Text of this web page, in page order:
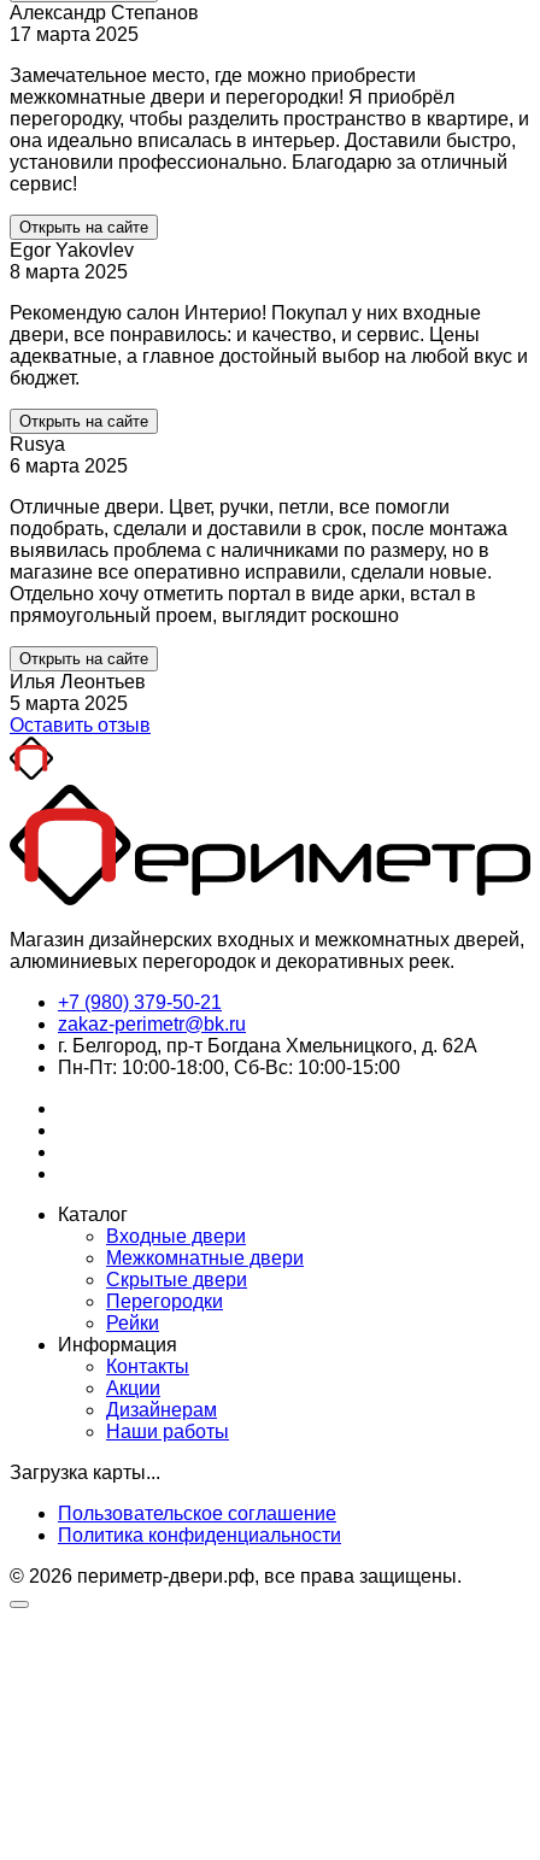
Александр Степанов
17 марта 2025
Замечательное место, где можно приобрести
межкомнатные двери и перегородки! Я приобрёл
перегородку, чтобы разделить пространство в квартире, и
она идеально вписалась в интерьер. Доставили быстро,
установили профессионально. Благодарю за отличный
сервис!
Открыть на сайте
Egor Yakovlev
8 марта 2025
Рекомендую салон Интерио! Покупал у них входные
двери, все понравилось: и качество, и сервис. Цены
адекватные, а главное достойный выбор на любой вкус и
бюджет.
Открыть на сайте
Rusya
6 марта 2025
Отличные двери. Цвет, ручки, петли, все помогли
подобрать, сделали и доставили в срок, после монтажа
выявилась проблема с наличниками по размеру, но в
магазине все оперативно исправили, сделали новые.
Отдельно хочу отметить портал в виде арки, встал в
прямоугольный проем, выглядит роскошно
Открыть на сайте
Илья Леонтьев
5 марта 2025
Оставить отзыв
Магазин дизайнерских входных и межкомнатных дверей,
алюминиевых перегородок и декоративных реек.
+7 (980) 379-50-21
zakaz-perimetr@bk.ru
г. Белгород, пр-т Богдана Хмельницкого, д. 62А
Пн-Пт: 10:00-18:00, Сб-Вс: 10:00-15:00
Каталог
Входные двери
Межкомнатные двери
Скрытые двери
Перегородки
Рейки
Информация
Контакты
Акции
Дизайнерам
Наши работы
Загрузка карты...
Пользовательское соглашение
Политика конфиденциальности
© 2026 периметр-двери.рф, все права защищены.